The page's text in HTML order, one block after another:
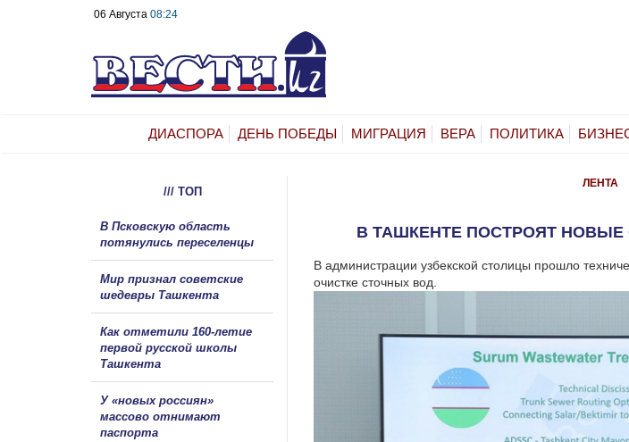
06 Августа 08:24
ДИАСПОРА ДЕНЬ ПОБЕДЫ МИГРАЦИЯ ВЕРА ПОЛИТИКА
ЛЕНТА
В ТАШКЕНТЕ ПОСТРОЯТ
В администрации узбекской столицы прошло
очистке сточных вод.
/// ТОП
В Псковскую область
потянулись переселенцы
Мир признал советские
шедевры Ташкента
Как отметили 160-летие
первой русской школы
Ташкента
У «новых россиян»
массово отнимают
паспорта